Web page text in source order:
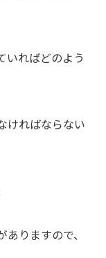
いればどのよう
ければならない
りますので、